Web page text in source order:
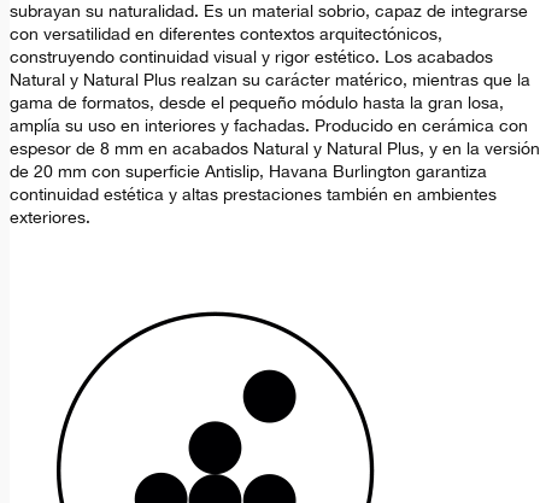
subrayan su naturalidad. Es un material sobrio, capaz de integrarse
con versatilidad en diferentes contextos arquitectónicos,
construyendo continuidad visual y rigor estético. Los acabados
Natural y Natural Plus realzan su carácter matérico, mientras que la
gama de formatos, desde el pequeño módulo hasta la gran losa,
amplía su uso en interiores y fachadas. Producido en cerámica con
espesor de 8 mm en acabados Natural y Natural Plus, y en la versión
de 20 mm con superficie Antislip, Havana Burlington garantiza
continuidad estética y altas prestaciones también en ambientes
exteriores.